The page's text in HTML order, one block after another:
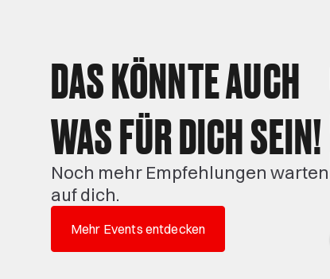
DAS KÖNNTE AUCH
WAS FÜR DICH SEIN!
Noch mehr Empfehlungen warten
auf dich.
Mehr Events entdecken